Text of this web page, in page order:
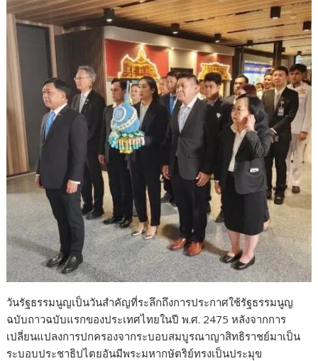
วันรัฐธรรมนูญเป็นวันสำคัญที่ระลึกถึงการประกาศใช้รัฐธรรมนูญ
ฉบับถาวฉบับแรกของประเทศไทยในปี พ.ศ. 2475 หลังจากการ
เปลี่ยนแปลงการปกครองจากระบอบสมบูรณาญาสิทธิราชย์มาเป็น
ระบอบประชาธิปไตยอันมีพระมหากษัตริย์ทรงเป็นประมุข